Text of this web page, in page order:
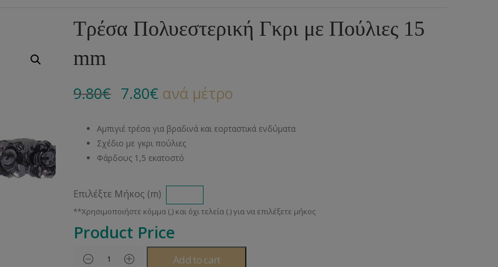
Μεταλλικά Εξαρτήματα
Διάφορα Υλικά
Αξεσουάρ Πλεξίματος
Πολυέστερ
Φυτίλια- Κορδόνια
Πουκαμίσου
Στρας
Μεταλλικά
Άλλα Υλικά
Μπουντούζια
Ντυτές Ζώνες
Τρέσα Πολυεστερική Γκρι με Πούλιες 15
mm
9.80€ 7.80€ ανά μέτρο
Αμπιγιέ τρέσα για βραδινά και εορταστικά ενδύματα
Σχέδιο με γκρι πούλιες
Φάρδους 1,5 εκατοστό
Επιλέξτε Μήκος (m)
Product Price
Add to cart